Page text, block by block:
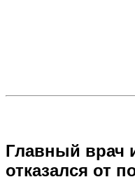
Главный врач
отказался от